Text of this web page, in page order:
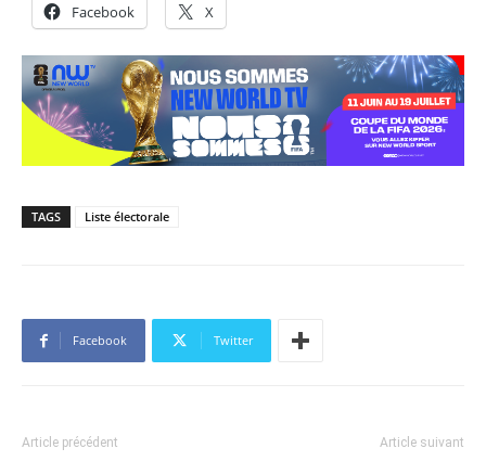
Facebook X
TAGS Liste électorale
Facebook Twitter
Article précédent Article suivant